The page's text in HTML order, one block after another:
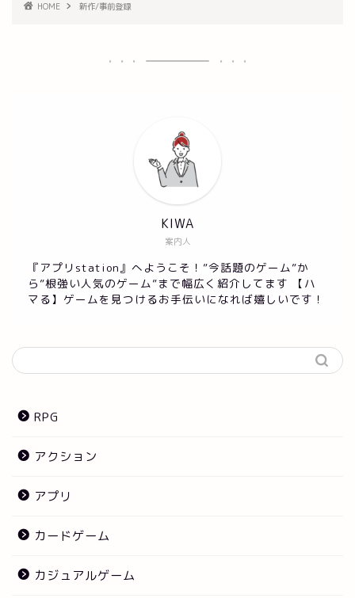
HOME 新作/事前登録
案内人
KIWA
『アプリstation』へようこそ！”今話題のゲーム”か
ら”根強い人気のゲーム”まで幅広く紹介してます 【ハ
マる】ゲームを見つけるお手伝いになれば嬉しいです！
RPG
アクション
アプリ
カードゲーム
カジュアルゲーム